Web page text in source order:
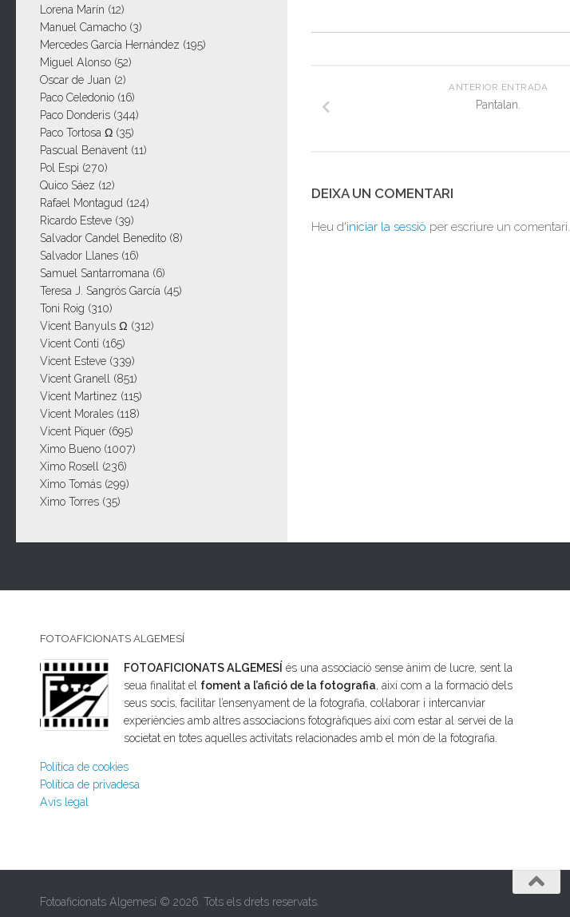
ANTERIOR ENTRADA
Pantalan.
DEIXA UN COMENTARI
Heu d'iniciar la sessió per escriure un comentari.
Lorena Marín (12)
Manuel Camacho (3)
Mercedes García Hernández (195)
Miguel Alonso (52)
Oscar de Juan (2)
Paco Celedonio (16)
Paco Donderis (344)
Paco Tortosa Ω (35)
Pascual Benavent (11)
Pol Espi (270)
Quico Sáez (12)
Rafael Montagud (124)
Ricardo Esteve (39)
Salvador Candel Benedito (8)
Salvador Llanes (16)
Samuel Santarromana (6)
Teresa J. Sangrós García (45)
Toni Roig (310)
Vicent Banyuls Ω (312)
Vicent Conti (165)
Vicent Esteve (339)
Vicent Granell (851)
Vicent Martinez (115)
Vicent Morales (118)
Vicent Piquer (695)
Ximo Bueno (1007)
Ximo Rosell (236)
Ximo Tomás (299)
Ximo Torres (35)
FOTOAFICIONATS ALGEMESÍ
FOTOAFICIONATS ALGEMESÍ és una associació sense ànim de lucre, sent la
seua finalitat el foment a l’afició de la fotografia, així com a la formació dels
seus socis, facilitar l’ensenyament de la fotografia, col·laborar i intercanviar
experiències amb altres associacions fotogràfiques així com estar al servei de la
societat en totes aquelles activitats relacionades amb el món de la fotografia.
Política de cookies
Política de privadesa
Avís legal
Fotoaficionats Algemesí © 2026. Tots els drets reservats.